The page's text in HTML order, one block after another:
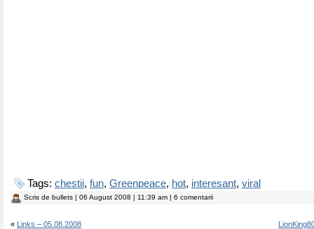
Tags: chestii, fun, Greenpeace, hot, interesant, viral
Scris de bullets | 06 August 2008 | 11:39 am | 6 comentarii
« Links – 05.08.2008